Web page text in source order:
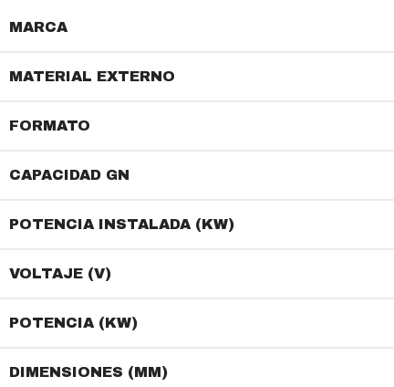
MARCA
MATERIAL EXTERNO
FORMATO
CAPACIDAD GN
POTENCIA INSTALADA (KW)
VOLTAJE (V)
POTENCIA (KW)
DIMENSIONES (MM)